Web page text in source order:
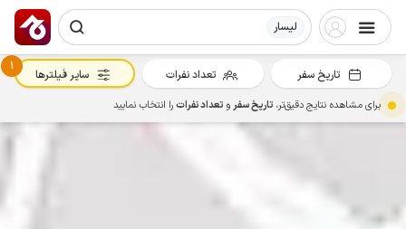
لیسار
تاریخ سفر تعداد نفرات
1
سایر فیلترها
برای مشاهده نتایج دقیق‌تر، تاریخ سفرو تعداد نفراترا انتخاب نمایید